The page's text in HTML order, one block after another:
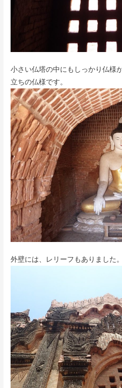
小さい仏塔の中にもしっかり仏様
立ちの仏様です。
外壁には、レリーフもありました。